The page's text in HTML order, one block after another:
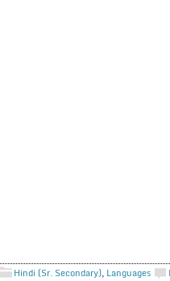
Hindi (Sr. Secondary), Languages